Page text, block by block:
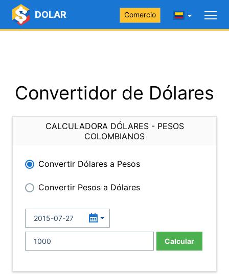
DOLAR Comercio
Convertidor de Dólares
CALCULADORA DÓLARES - PESOS
COLOMBIANOS
Convertir Dólares a Pesos
Convertir Pesos a Dólares
Calcular